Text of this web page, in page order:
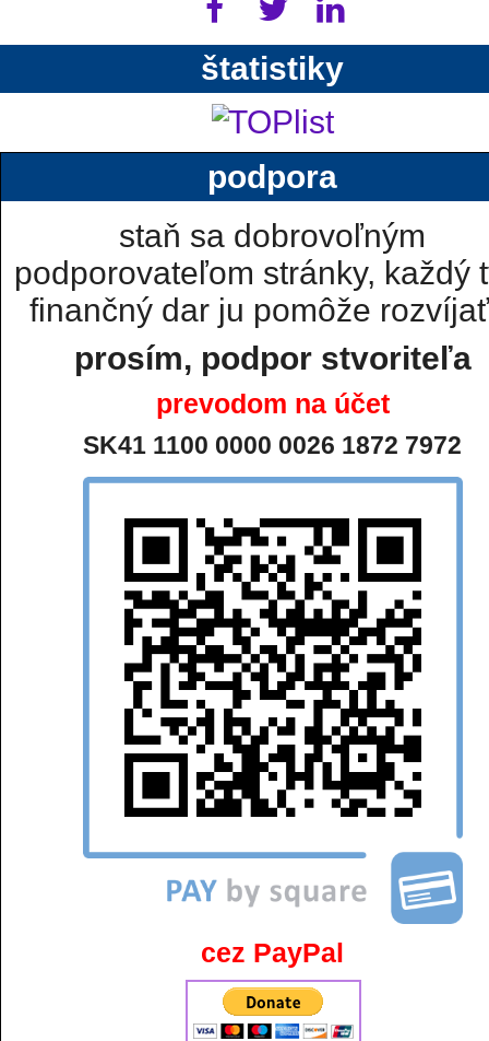
štatistiky
podpora
staň sa dobrovoľným
podporovateľom stránky, každý
finančný dar ju pomôže
prosím, podpor stvoriteľa
prevodom na účet
SK41 1100 0000 0026 1872 7972
cez PayPal